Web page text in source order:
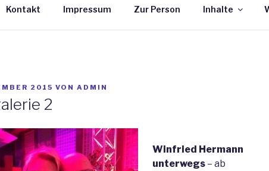
Kontakt Impressum Zur Person Inhalte
2015 VON ADMIN
2
Winfried Hermann
unterwegs – ab